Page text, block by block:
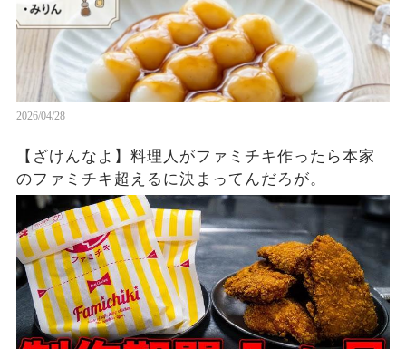
2026/04/28
【ざけんなよ】料理人がファミチキ作ったら本家
のファミチキ超えるに決まってんだろが。